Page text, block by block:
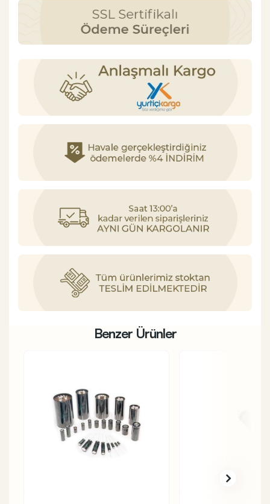
Benzer Ürünler